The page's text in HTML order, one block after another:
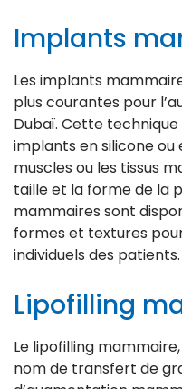
Implants
Les implants
plus courantes pour
Dubaï. Cette
implants en silicone ou
muscles ou les tissus
taille et la forme de la
mammaires sont
formes et textures
individuels des patients.
Lipofilling
Le lipofilling
nom de transfert de